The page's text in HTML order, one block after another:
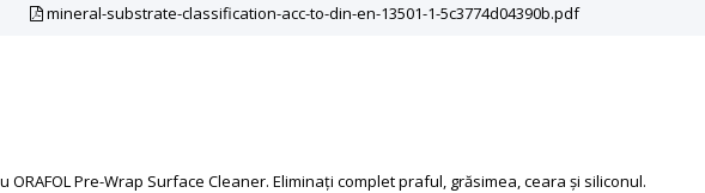
mineral-substrate-classification-acc-to-din-en-13501-1-5c3774d04390b.pdf
Pre-Wrap Surface Cleaner. Eliminați complet praful, grăsimea, ceara și siliconul.